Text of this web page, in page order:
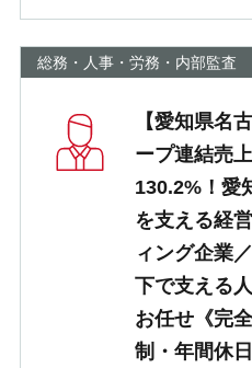
総務・人事・労務・内部監査
【愛知県名
ープ連結売
130.2%！愛
を支える経
ィング企業
下で支える
お任せ《完
制・年間休日